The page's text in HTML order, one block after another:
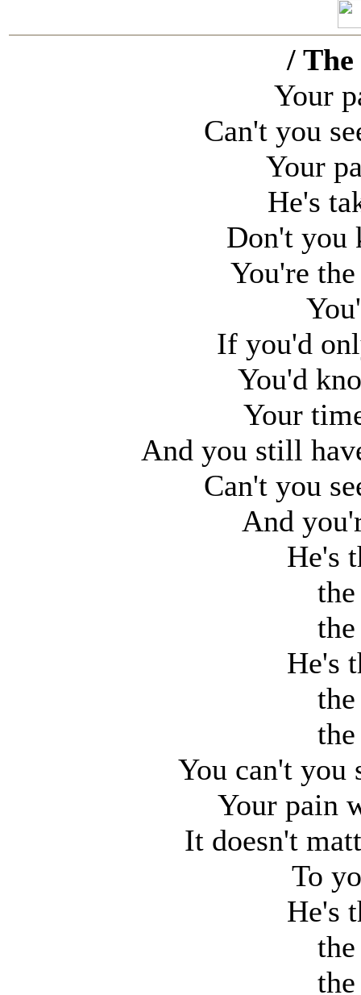
/
Your
Can't you
Your
He's
Don't you
You're
If you'd
You'd
Your
And you still
Can't you
And
He's
He's
You can't you
Your pain
It doesn't
To
He's